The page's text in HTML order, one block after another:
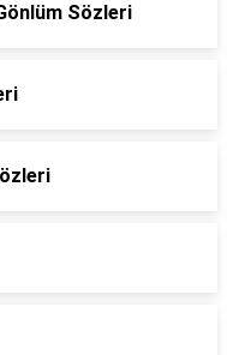
Sözleri